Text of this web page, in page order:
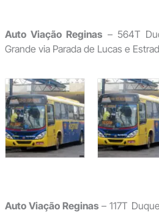
Auto Viação Reginas – 564T
Grande via Parada de Lucas e
Auto Viação Reginas – 117T